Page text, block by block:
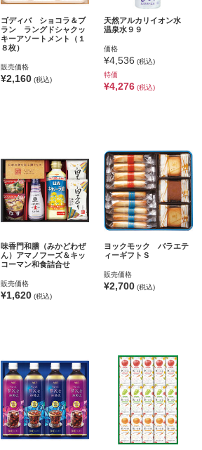
ゴディバ ショコラ＆ブ
ラン ラングドシャクッ
キーアソートメント（１
８枚）
販売価格
¥2,160(税込)
天然アルカリイオン水
温泉水９９
価格
¥4,536 (税込)
特価
¥4,276 (税込)
味香門和膳（みかどわぜ
ん）アマノフーズ＆キッ
コーマン和食詰合せ
販売価格
¥1,620(税込)
ヨックモック バラエテ
ィーギフトＳ
販売価格
¥2,700 (税込)